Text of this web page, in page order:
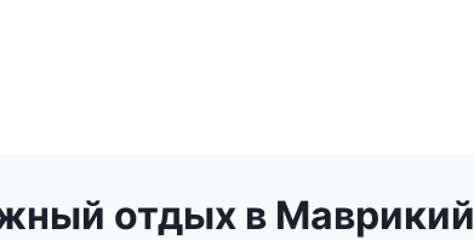
отдых в Маврикий